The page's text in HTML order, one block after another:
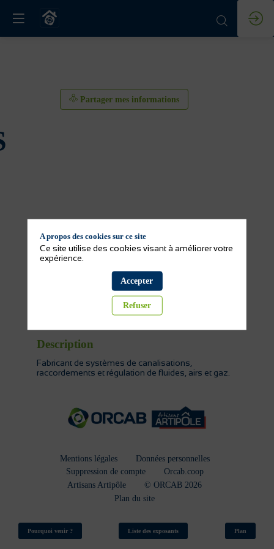
Partager mes informations
Partager mes informations
Activité(s) de l'exposant
Fourniture plomberie
Sanitaire
Description
Fabricant de systèmes de canalisations,
raccordements et régulation de fluides, airs et gaz.
Mentions légales
Données personnelles
Suppression de compte
Orcab.coop
Artisans Artipôle
© ORCAB 2026
Plan du site
Pourquoi venir ? Liste des exposants Plan
A propos des cookies sur ce site
Ce site utilise des cookies visant à améliorer votre
expérience.
Accepter
Refuser